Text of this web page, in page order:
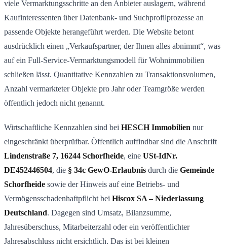
viele Vermarktungsschritte an den Anbieter auslagern, während
Kaufinteressenten über Datenbank- und Suchprofilprozesse an
passende Objekte herangeführt werden. Die Website betont
ausdrücklich einen „Verkaufspartner, der Ihnen alles abnimmt“, was
auf ein Full-Service-Vermarktungsmodell für Wohnimmobilien
schließen lässt. Quantitative Kennzahlen zu Transaktionsvolumen,
Anzahl vermarkteter Objekte pro Jahr oder Teamgröße werden
öffentlich jedoch nicht genannt.
Wirtschaftliche Kennzahlen sind bei HESCH Immobilien nur
eingeschränkt überprüfbar. Öffentlich auffindbar sind die Anschrift
Lindenstraße 7, 16244 Schorfheide, eine USt-IdNr.
DE452446504, die § 34c GewO-Erlaubnis durch die Gemeinde
Schorfheide sowie der Hinweis auf eine Betriebs- und
Vermögensschadenhaftpflicht bei Hiscox SA – Niederlassung
Deutschland. Dagegen sind Umsatz, Bilanzsumme,
Jahresüberschuss, Mitarbeiterzahl oder ein veröffentlichter
Jahresabschluss nicht ersichtlich. Das ist bei kleinen